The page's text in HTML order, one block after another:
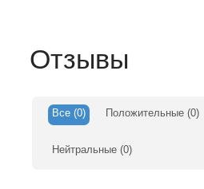
Отзывы
Все (0) Положительные(0)
Нейтральные(0)